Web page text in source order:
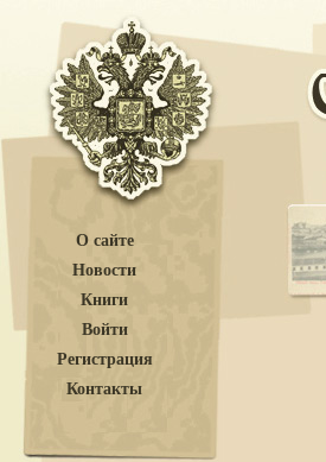
О сайте
Новости
Книги
Войти
Регистрация
Контакты